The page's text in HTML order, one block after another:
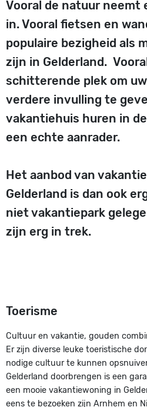
Vooral de natuur neemt
in. Vooral fietsen en
populaire bezigheid als
zijn in Gelderland.
schitterende plek om
verdere invulling te
vakantiehuis huren in
een echte aanrader.
Het aanbod van
Gelderland is dan ook
niet vakantiepark
zijn erg in trek.
Toerisme
Cultuur en vakantie, gouden
Er zijn diverse leuke toeristische
nodige cultuur te kunnen
Gelderland doorbrengen is een
een mooie vakantiewoning in
eens te bezoeken zijn Arnhem en